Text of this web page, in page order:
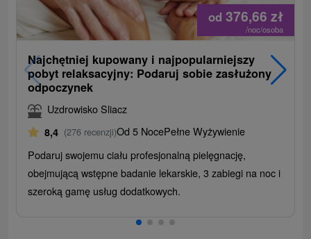
od 376,66zł
/noc/osoba
Najchętniej kupowany i najpopularniejszy
pobyt relaksacyjny: Podaruj sobie zasłużony
odpoczynek
Uzdrowisko Sliacz
8,4 (276 recenzji)Od 5 NocePełne Wyżywienie
Podaruj swojemu ciału profesjonalną pielęgnację,
obejmującą wstępne badanie lekarskie, 3 zabiegi na noc i
szeroką gamę usług dodatkowych.